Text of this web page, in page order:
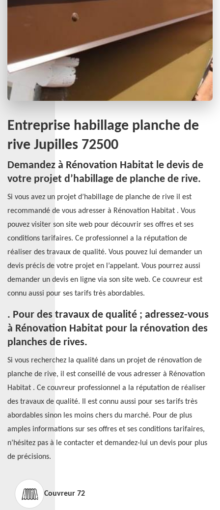
Entreprise habillage planche de
rive Jupilles 72500
Demandez à Rénovation Habitat le devis de
votre projet d’habillage de planche de rive.
Si vous avez un projet d’habillage de planche de rive il est
recommandé de vous adresser à Rénovation Habitat . Vous
pouvez visiter son site web pour découvrir ses offres et ses
conditions tarifaires. Ce professionnel a la réputation de
réaliser des travaux de qualité. Vous pouvez lui demander un
devis précis de votre projet en l’appelant. Vous pourrez aussi
demander un devis en ligne via son site web. Ce couvreur est
connu aussi pour ses tarifs très abordables.
. Pour des travaux de qualité ; adressez-vous
à Rénovation Habitat pour la rénovation des
planches de rives.
Si vous recherchez la qualité dans un projet de rénovation de
planche de rive, il est conseillé de vous adresser à Rénovation
Habitat . Ce couvreur professionnel a la réputation de réaliser
des travaux de qualité. Il est connu aussi pour ses tarifs très
abordables sinon les moins chers du marché. Pour de plus
amples informations sur ses offres et ses conditions tarifaires,
n’hésitez pas à le contacter et demandez-lui un devis pour plus
de précisions.
Couvreur 72